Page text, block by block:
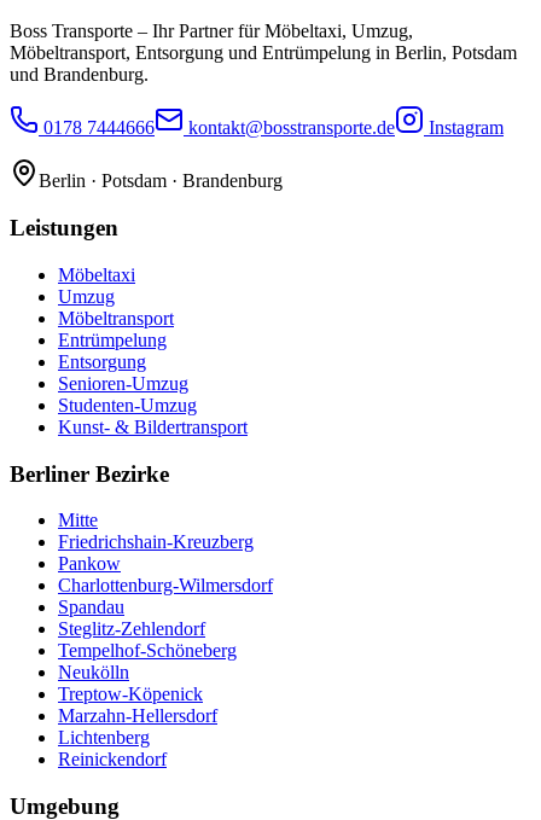
Boss Transporte – Ihr Partner für Möbeltaxi, Umzug,
Möbeltransport, Entsorgung und Entrümpelung in Berlin, Potsdam
und Brandenburg.
0178 7444666 kontakt@bosstransporte.de Instagram
Berlin · Potsdam · Brandenburg
Leistungen
Möbeltaxi
Umzug
Möbeltransport
Entrümpelung
Entsorgung
Senioren-Umzug
Studenten-Umzug
Kunst- & Bildertransport
Berliner Bezirke
Mitte
Friedrichshain-Kreuzberg
Pankow
Charlottenburg-Wilmersdorf
Spandau
Steglitz-Zehlendorf
Tempelhof-Schöneberg
Neukölln
Treptow-Köpenick
Marzahn-Hellersdorf
Lichtenberg
Reinickendorf
Umgebung